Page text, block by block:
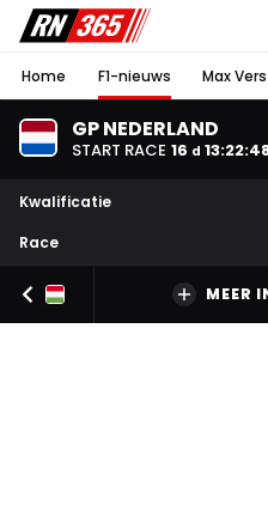
Home F1-nieuws Max
GP NEDERLAND
START RACE 16 d 13:22:
Kwalificatie
Race
MEER